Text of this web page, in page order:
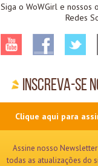
Siga o WoWGirl e nossos
Redes
Inscreva-se
Clique aqui para
Assine nosso
todas as atualizações do